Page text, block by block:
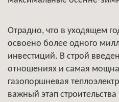
Отрадно, что в уходящем
освоено более одного
инвестиций. В строй
отношениях и самая
газопоршневая
важный этап